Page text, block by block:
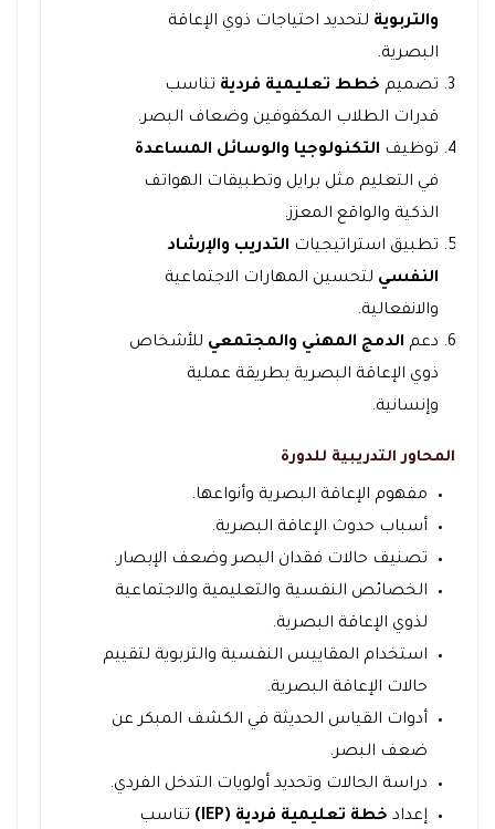
والتربوية لتحديد احتياجات ذوي الإعاقة
البصرية.
تصميم خطط تعليمية فردية تناسب
قدرات الطلاب المكفوفين وضعاف البصر.
توظيف التكنولوجيا والوسائل المساعدة
في التعليم مثل برايل وتطبيقات الهواتف
الذكية والواقع المعزز.
تطبيق استراتيجيات التدريب والإرشاد
النفسي لتحسين المهارات الاجتماعية
والانفعالية.
دعم الدمج المهني والمجتمعي للأشخاص
ذوي الإعاقة البصرية بطريقة عملية
وإنسانية.
المحاور التدريبية للدورة
مفهوم الإعاقة البصرية وأنواعها.
أسباب حدوث الإعاقة البصرية.
تصنيف حالات فقدان البصر وضعف الإبصار.
الخصائص النفسية والتعليمية والاجتماعية
لذوي الإعاقة البصرية.
استخدام المقاييس النفسية والتربوية لتقييم
حالات الإعاقة البصرية.
أدوات القياس الحديثة في الكشف المبكر عن
ضعف البصر.
دراسة الحالات وتحديد أولويات التدخل الفردي.
إعداد خطة تعليمية فردية (IEP) تناسب